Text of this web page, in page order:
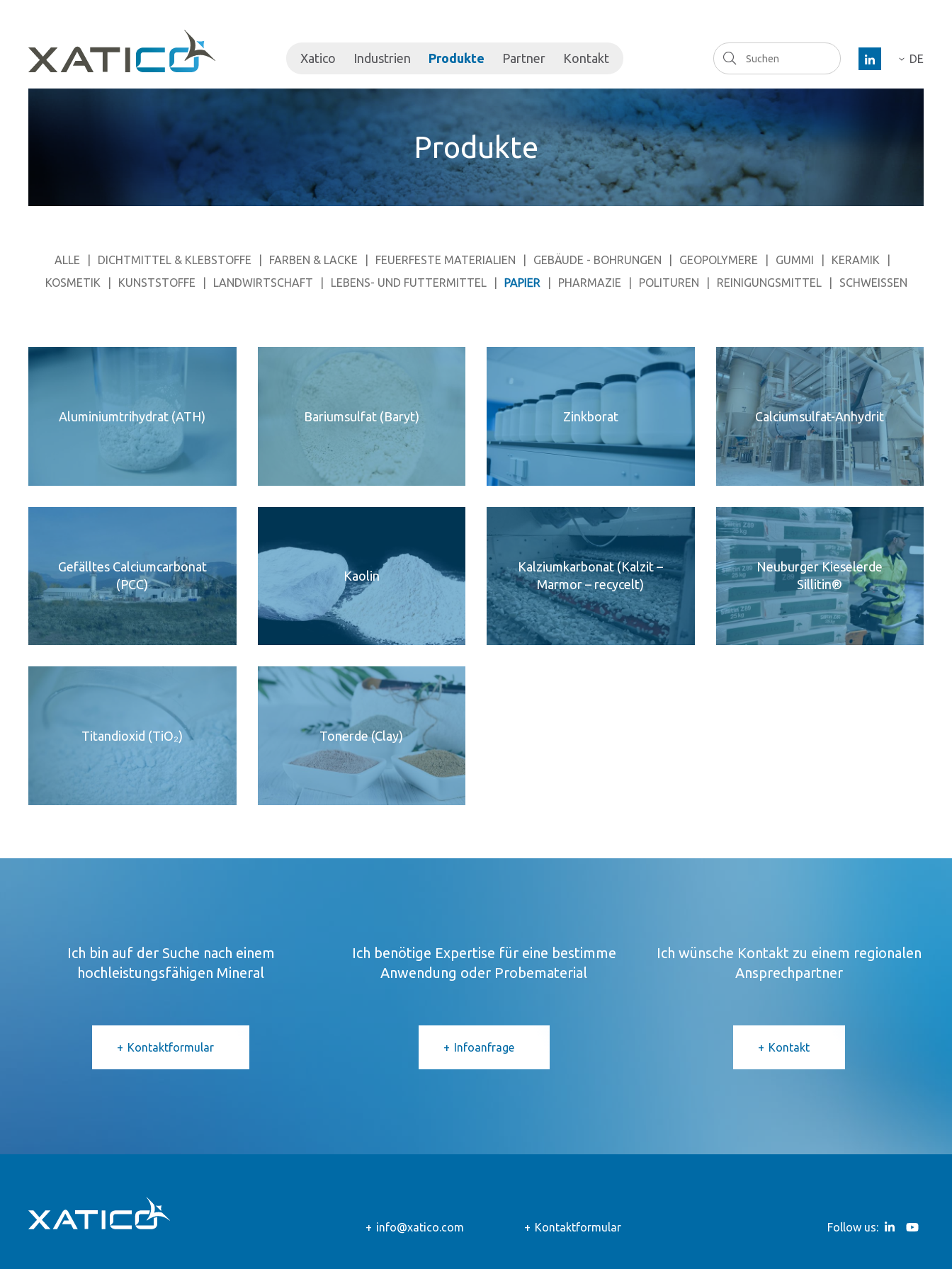
Xatico Industrien Produkte Partner Kontakt Suchen DE
FR
Produkte
ALLE DICHTMITTEL & KLEBSTOFFE FARBEN & LACKE FEUERFESTE MATERIALIEN GEBÄUDE - BOHRUNGEN GEOPOLYMERE GUMMI
KERAMIK
KOSMETIK
KUNSTSTOFFE LANDWIRTSCHAFT LEBENS- UND FUTTERMITTEL PAPIER PHARMAZIE POLITUREN REINIGUNGSMITTEL SCHWEISSEN
Aluminiumtrihydrat (ATH) Bariumsulfat (Baryt) Zinkborat Calciumsulfat-Anhydrit
Gefälltes Calciumcarbonat
(PCC)
Kaolin
Kalziumkarbonat (Kalzit –
Marmor – recycelt)
Neuburger Kieselerde
Sillitin®
Titandioxid (TiO₂) Tonerde (Clay)
Ich bin auf der Suche nach einem
hochleistungsfähigen Mineral
Kontaktformular
Ich benötige Expertise für eine bestimme
Anwendung oder Probematerial
Infoanfrage
Ich wünsche Kontakt zu einem regionalen
Ansprechpartner
Kontakt
info@xatico.com Kontaktformular Follow us: